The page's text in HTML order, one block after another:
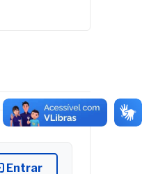
Entrar